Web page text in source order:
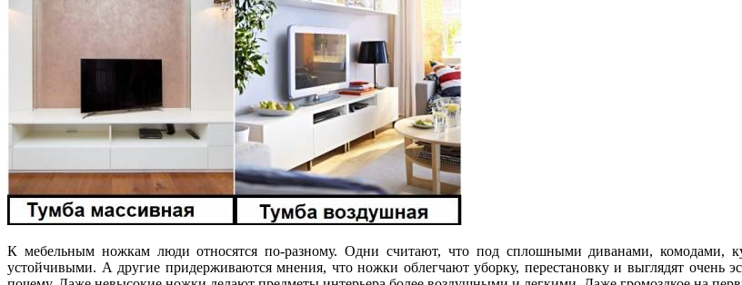
К мебельным ножкам люди относятся по-разному. Одни считают, что под сплошными диванами, комодами,
устойчивыми. А другие придерживаются мнения, что ножки облегчают уборку, перестановку и выглядят очень